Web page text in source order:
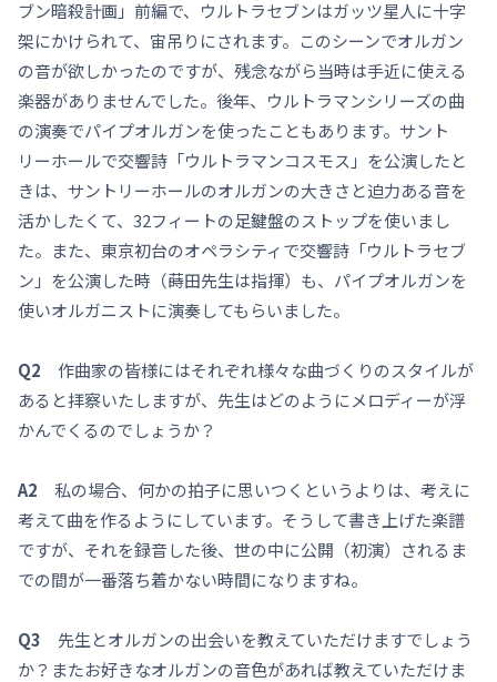
ブン暗殺計画」前編で、ウルトラセブンはガッツ星人に十字
架にかけられて、宙吊りにされます。このシーンでオルガン
の音が欲しかったのですが、残念ながら当時は手近に使える
楽器がありませんでした。後年、ウルトラマンシリーズの曲
の演奏でパイプオルガンを使ったこともあります。サント
リーホールで交響詩「ウルトラマンコスモス」を公演したと
きは、サントリーホールのオルガンの大きさと迫力ある音を
活かしたくて、32フィートの足鍵盤のストップを使いまし
た。また、東京初台のオペラシティで交響詩「ウルトラセブ
ン」を公演した時（蒔田先生は指揮）も、パイプオルガンを
使いオルガニストに演奏してもらいました。
Q2 作曲家の皆様にはそれぞれ様々な曲づくりのスタイルが
あると拝察いたしますが、先生はどのようにメロディーが浮
かんでくるのでしょうか？
A2 私の場合、何かの拍子に思いつくというよりは、考えに
考えて曲を作るようにしています。そうして書き上げた楽譜
ですが、それを録音した後、世の中に公開（初演）されるま
での間が一番落ち着かない時間になりますね。
Q3 先生とオルガンの出会いを教えていただけますでしょう
か？またお好きなオルガンの音色があれば教えていただけま